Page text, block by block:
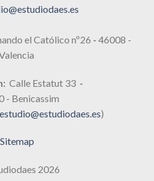
el Católico nº26 - 46008 -
Calle Estatut 33 -
- Benicassim
estudio@estudiodaes.es)
Sitemap
2026